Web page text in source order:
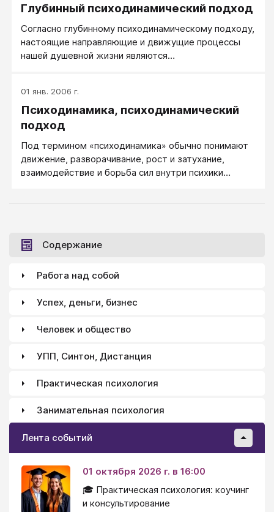
Глубинный психодинамический подход
Согласно глубинному психодинамическому подходу,
настоящие направляющие и движущие процессы
нашей душевной жизни являются
01 янв. 2006 г.
Психодинамика, психодинамический
подход
Под термином «психодинамика» обычно понимают
движение, разворачивание, рост и затухание,
взаимодействие и борьба сил внутри психики
Содержание
Работа над собой
Успех, деньги, бизнес
Человек и общество
УПП, Синтон, Дистанция
Практическая психология
Занимательная психология
Лента событий
01 октября 2026 г. в 16:00
🎓 Практическая психология: коучинг
и консультирование